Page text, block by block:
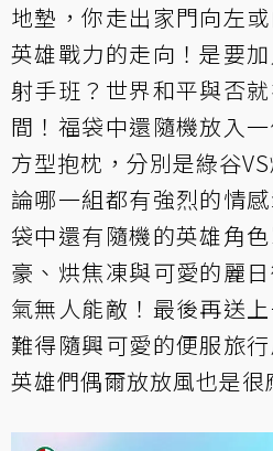
地墊，你走出家門向左
英雄戰力的走向！是要
射手班？世界和平與否
間！福袋中還隨機放入
方型抱枕，分別是綠谷
論哪一組都有強烈的情
袋中還有隨機的英雄角
豪、烘焦凍與可愛的麗
氣無人能敵！最後再送
難得隨興可愛的便服旅
英雄們偶爾放放風也是很